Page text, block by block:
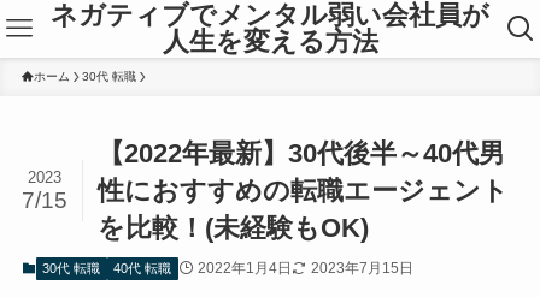
ネガティブでメンタル弱い会社員が
人生を変える方法
ホーム 30代 転職
【2022年最新】30代後半～40代男
性におすすめの転職エージェント
を比較！(未経験もOK)
2023
7/15
30代 転職 40代 転職 2022年1月4日 2023年7月15日